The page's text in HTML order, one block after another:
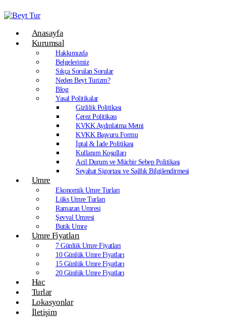
Anasayfa
Kurumsal
Hakkımızda
Belgelerimiz
Sıkça Sorulan Sorular
Neden Beyt Turizm?
Blog
Yasal Politikalar
Gizlilik Politikası
Çerez Politikası
KVKK Aydınlatma Metni
KVKK Başvuru Formu
İptal & İade Politikası
Kullanım Koşulları
Acil Durum ve Mücbir Sebep Politikası
Seyahat Sigortası ve Sağlık Bilgilendirmesi
Umre
Ekonomik Umre Turları
Lüks Umre Turları
Ramazan Umresi
Şevval Umresi
Butik Umre
Umre Fiyatları
7 Günlük Umre Fiyatları
10 Günlük Umre Fiyatları
15 Günlük Umre Fiyatları
20 Günlük Umre Fiyatları
Hac
Turlar
Lokasyonlar
İletişim